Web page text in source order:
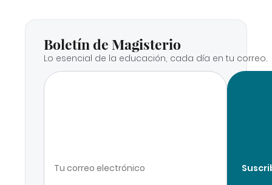
Boletín de Magisterio
Lo esencial de la educación, cada día en tu correo.